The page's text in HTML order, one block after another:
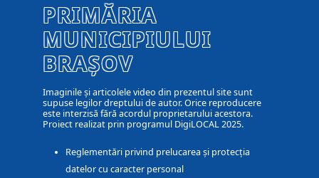
PRIMĂRIA
MUNICIPIULUI
BRAȘOV
Imaginile și articolele video din prezentul site sunt
supuse legilor dreptului de autor. Orice reproducere
este interzisă fără acordul proprietarului acestora.
Proiect realizat prin programul DigiLOCAL 2025.
Reglementări privind prelucarea și protecția
datelor cu caracter personal